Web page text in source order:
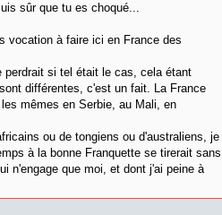
sûr que tu es choqué...
vocation à faire ici en France des
perdrait si tel était le cas, cela étant
différentes, c'est un fait. La France
mêmes en Serbie, au Mali, en
ou de tongiens ou d'australiens, je
à la bonne Franquette se tirerait sans
n'engage que moi, et dont j'ai peine à